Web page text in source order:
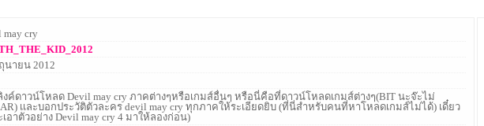
may cry
นายน 2012
งค์ดาวน์โหลด Devil may cry ภาคต่างๆหรือเกมส์อื่นๆ หรือนี่คือที่ดาวน์โหลดเกมส์ต่างๆ(BIT นะจ๊ะไม่
เเละบอกประวัติตัวละคร devil may cry ทุกภาคให้ระเอียดยิบ (ที่นี่สำหรับคนที่หาโหลดเกมส์ไม่ได้) เดี๋ยว
อาตัวอย่าง Devil may cry 4 มาให้ลองก่อน)